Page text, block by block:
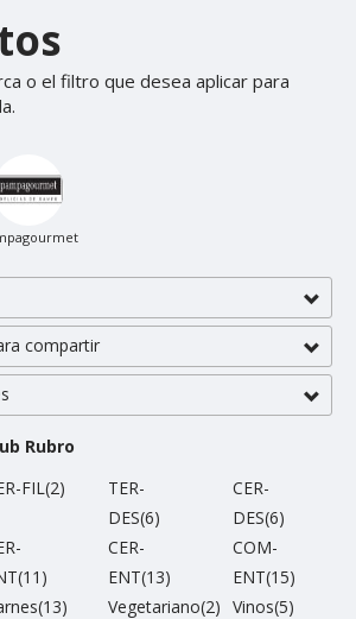
o el filtro que desea aplicar para
compartir
Rubro
FIL(2)
TER-
DES(6)
CER-
DES(6)
CER-
ENT(13)
COM-
ENT(15)
Vegetariano(2) Vinos(5)